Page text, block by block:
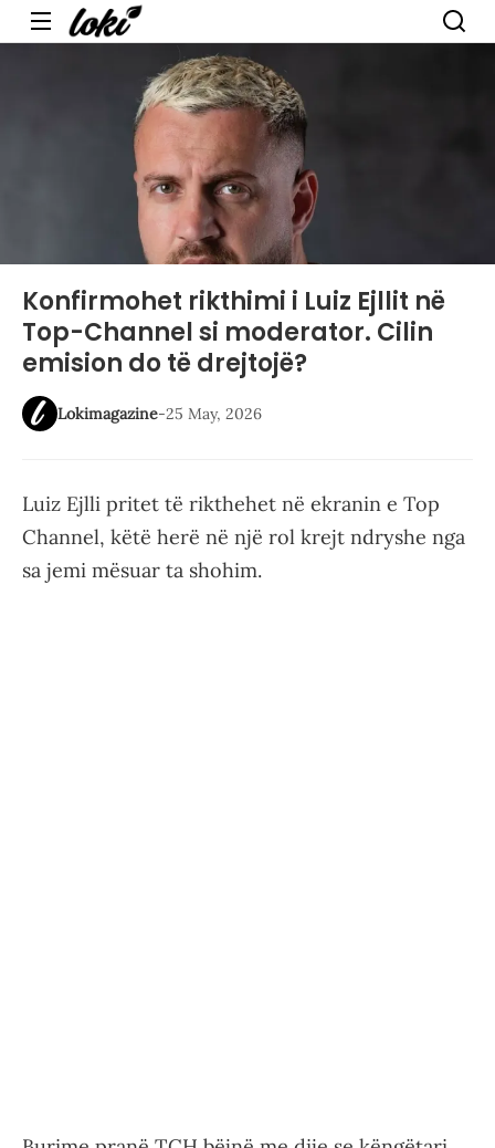
Menu
Konfirmohet rikthimi i Luiz Ejllit në
Top-Channel si moderator. Cilin
emision do të drejtojë?
Lokimagazine-25 May, 2026
Luiz Ejlli pritet të rikthehet në ekranin e Top
Channel, këtë herë në një rol krejt ndryshe nga
sa jemi mësuar ta shohim.